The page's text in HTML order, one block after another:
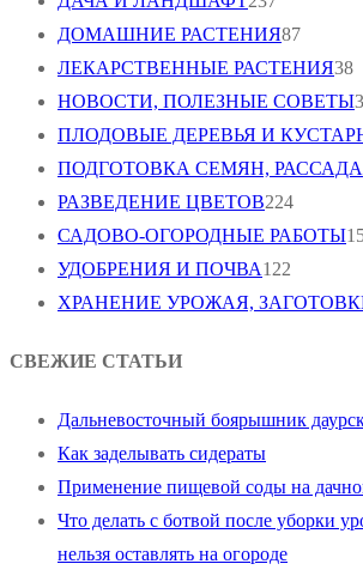
ДОМАШНИЕ РАСТЕНИЯ87
ЛЕКАРСТВЕННЫЕ РАСТЕНИЯ38
НОВОСТИ, ПОЛЕЗНЫЕ СОВЕТЫ
ПЛОДОВЫЕ ДЕРЕВЬЯ И
ПОДГОТОВКА СЕМЯН, РАССАДА
РАЗВЕДЕНИЕ ЦВЕТОВ224
САДОВО-ОГОРОДНЫЕ РАБОТЫ
УДОБРЕНИЯ И ПОЧВА122
ХРАНЕНИЕ УРОЖАЯ,
СВЕЖИЕ СТАТЬИ
Дальневосточный боярышник
Как заделывать сидераты
Применение пищевой соды на
Что делать с ботвой после уборки
нельзя оставлять на огороде